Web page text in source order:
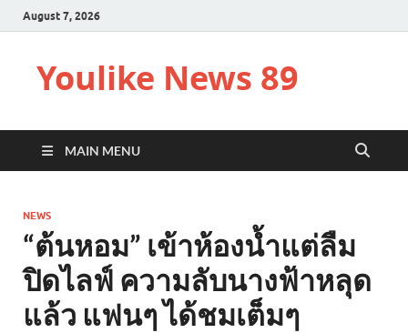
August 7, 2026
Youlike News 89
MAIN MENU
NEWS
“ต้นหอม” เข้าห้องน้ำแต่ลืม
ปิดไลฟ์ ความลับนางฟ้าหลุด
แล้ว แฟนๆ ได้ชมเต็มๆ